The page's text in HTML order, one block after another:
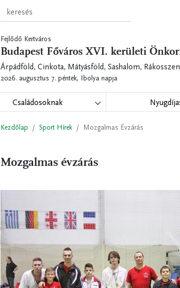
Fejlődő Kertváros
Budapest Főváros XVI. kerületi
Árpádföld, Cinkota, Mátyásföld, Sashalom,
2026. augusztus 7. péntek, Ibolya napja
Családosoknak
Kezdőlap Sport Hírek Mozgalmas Évzárás
Mozgalmas évzárás